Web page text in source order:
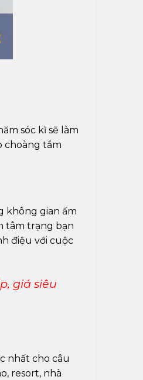
sóc kĩ sẽ làm
choàng tắm
không gian ấm
tâm trạng bạn
điệu với cuộc
giá siêu
nhất cho câu
resort, nhà